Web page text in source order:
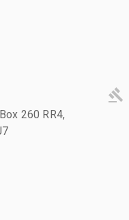
260 RR4,